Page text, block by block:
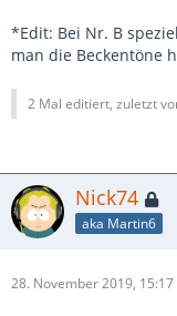
*Edit: Bei Nr. B
man die Beckentöne
2 Mal editiert, zuletzt
Nick74
aka Martin6
28. November 2019, 15:17